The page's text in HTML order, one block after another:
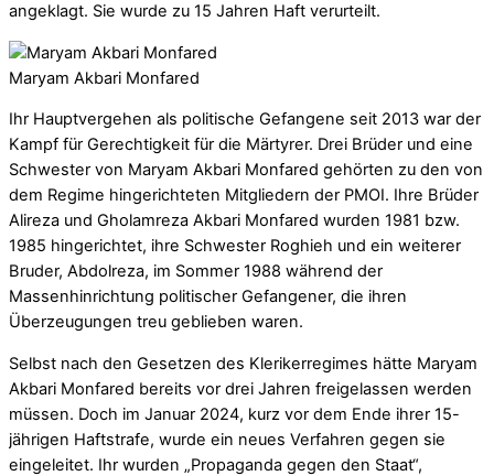
angeklagt. Sie wurde zu 15 Jahren Haft verurteilt.
Maryam Akbari Monfared
Ihr Hauptvergehen als politische Gefangene seit 2013 war der
Kampf für Gerechtigkeit für die Märtyrer. Drei Brüder und eine
Schwester von Maryam Akbari Monfared gehörten zu den von
dem Regime hingerichteten Mitgliedern der PMOI. Ihre Brüder
Alireza und Gholamreza Akbari Monfared wurden 1981 bzw.
1985 hingerichtet, ihre Schwester Roghieh und ein weiterer
Bruder, Abdolreza, im Sommer 1988 während der
Massenhinrichtung politischer Gefangener, die ihren
Überzeugungen treu geblieben waren.
Selbst nach den Gesetzen des Klerikerregimes hätte Maryam
Akbari Monfared bereits vor drei Jahren freigelassen werden
müssen. Doch im Januar 2024, kurz vor dem Ende ihrer 15-
jährigen Haftstrafe, wurde ein neues Verfahren gegen sie
eingeleitet. Ihr wurden „Propaganda gegen den Staat“,